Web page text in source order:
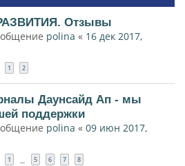
Отзывы
polina « 16 дек 2017,
1 2
Даунсайд Ап - мы
поддержки
polina « 09 июн 2017,
1 … 5 6 7 8